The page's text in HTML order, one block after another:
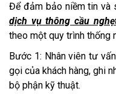
Để đảm bảo niềm tin và
dịch vụ thông cầu
theo một quy trình thống
Bước 1: Nhân viên tư
gọi của khách hàng, ghi
bộ phận kỹ thuật.